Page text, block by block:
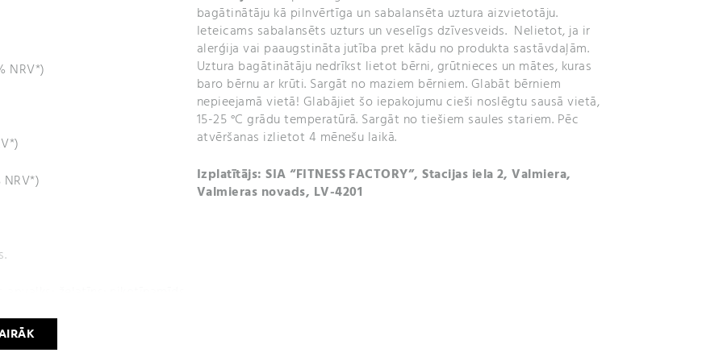
NRV*)
ciānkobalamīns. Želatīna
bagātinātāju kā pilnvērtīga un sabalansēta uztura aizvietotāju.
Ieteicams sabalansēts uzturs un veselīgs dzīvesveids. Nelietot, ja ir
alerģija vai paaugstināta jutība pret kādu no produkta sastāvdaļām.
Uztura bagātinātāju nedrīkst lietot bērni, grūtnieces un mātes, kuras
baro bērnu ar krūti. Sargāt no maziem bērniem. Glabāt bērniem
nepieejamā vietā! Glabājiet šo iepakojumu cieši noslēgtu sausā vietā,
15-25 °C grādu temperatūrā. Sargāt no tiešiem saules stariem. Pēc
atvēršanas izlietot 4 mēnešu laikā.
Izplatītājs: SIA “FITNESS FACTORY”, Stacijas iela 2, Valmiera,
Valmieras novads, LV-4201